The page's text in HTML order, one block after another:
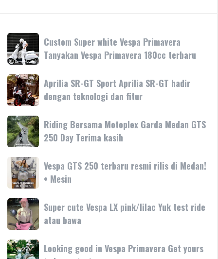
Custom
Super
white
Vespa
Primavera
Tanyakan
Vespa
Primavera
180cc
terbaru
Custom Super white Vespa Primavera
Tanyakan Vespa Primavera 180cc terbaru
Aprilia
SR-
GT
Sport
Aprilia
SR-
GT
hadir
dengan
teknologi
fitur
Aprilia SR-GT Sport Aprilia SR-GT hadir
dengan teknologi dan fitur
Riding
Bersama
Motoplex
Garda
Medan
GTS
250
Day
Terima
kasih
Riding Bersama Motoplex Garda Medan GTS
250 Day Terima kasih
Vespa
GTS
250
terbaru
resmi
rilis
di
Medan!
•
Vespa GTS 250 terbaru resmi rilis di Medan!
• Mesin
Super
cute
Vespa
LX
pink/lilac
Super cute Vespa LX pink/lilac Yuk test ride
atau bawa
Looking
good
Looking good in Vespa Primavera Get yours